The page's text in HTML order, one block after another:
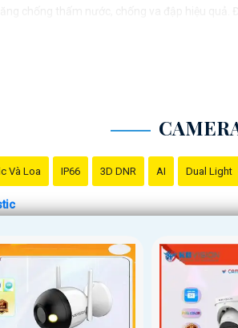
chống thấm nước, chống va đập hiệu
Và Loa IP66 3D DNR AI Dual Light